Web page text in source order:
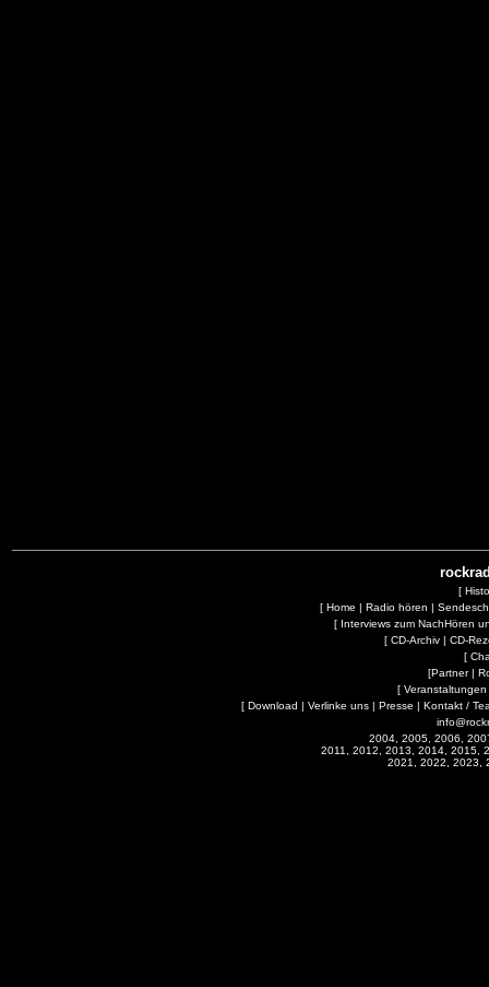
[
[ Home | Radio hören |
[ Interviews zum NachHören
[ CD-Archiv| CD-
[
[Partner|
[ Veranstaltungen
[ Download | Verlinke uns | Presse | Kontakt /
2004, 2005, 2006,
2011, 2012, 2013, 2014, 2015,
2021, 2022, 2023,